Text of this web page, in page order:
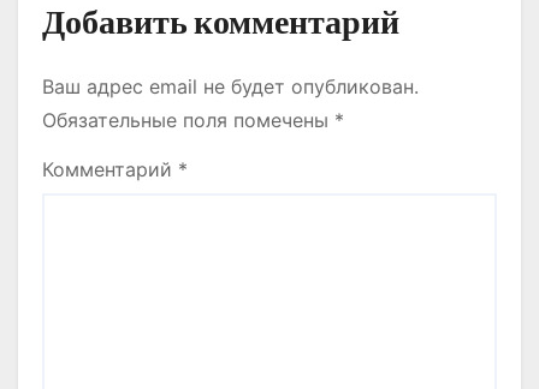
Добавить комментарий
Ваш адрес email не будет опубликован.
Обязательные поля помечены *
Комментарий *